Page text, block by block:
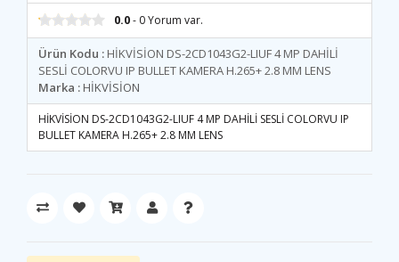
0.0- 0 Yorum var.
Ürün Kodu : HİKVİSİON DS-2CD1043G2-LIUF 4 MP DAHİLİ
SESLİ COLORVU IP BULLET KAMERA H.265+ 2.8 MM LENS
Marka :HİKVİSİON
HİKVİSİON DS-2CD1043G2-LIUF 4 MP DAHİLİ SESLİ COLORVU IP
BULLET KAMERA H.265+ 2.8 MM LENS